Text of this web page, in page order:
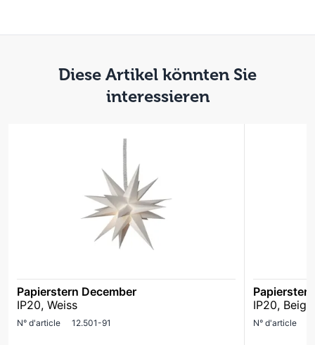
Diese Artikel könnten Sie
interessieren
Papierstern December
IP20, Weiss
N° d'article 12.501-91
IP20, Beige
N° d'article